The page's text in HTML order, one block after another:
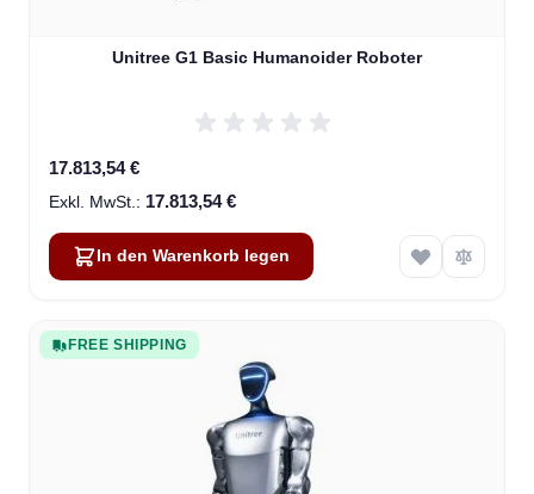
Unitree G1 Basic Humanoider Roboter
17.813,54 €
17.813,54 €
In den Warenkorb legen
FREE SHIPPING